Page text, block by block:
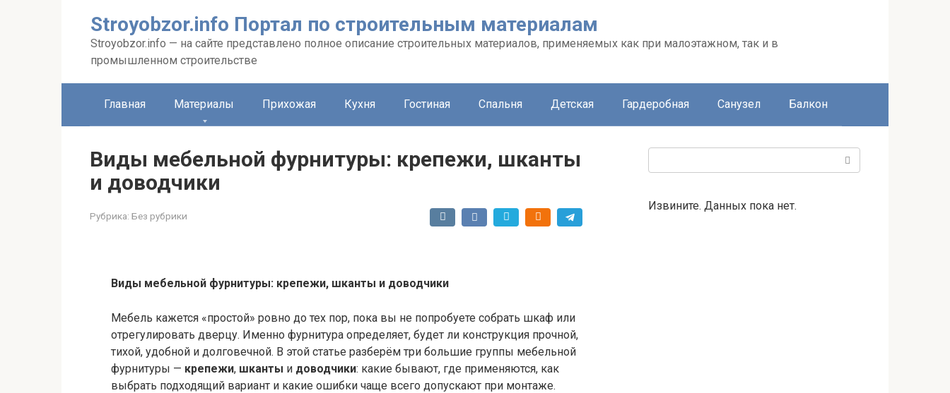
Stroyobzor.info Портал по строительным материалам
Stroyobzor.info — на сайте представлено полное описание строительных материалов, применяемых как при малоэтажном, так и в
промышленном строительстве
Главная Материалы Прихожая Кухня Гостиная Спальня Детская Гардеробная Санузел Балкон
Виды мебельной фурнитуры: крепежи, шканты
и доводчики
Рубрика: Без рубрики
Виды мебельной фурнитуры: крепежи, шканты и доводчики
Мебель кажется «простой» ровно до тех пор, пока вы не попробуете собрать шкаф или
отрегулировать дверцу. Именно фурнитура определяет, будет ли конструкция прочной,
тихой, удобной и долговечной. В этой статье разберём три большие группы мебельной
фурнитуры — крепежи, шканты и доводчики: какие бывают, где применяются, как
выбрать подходящий вариант и какие ошибки чаще всего допускают при монтаже.
Извините. Данных пока нет.